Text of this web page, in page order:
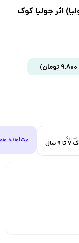
اثر جولیا کوک
9,800 تومان)
سنی
9 سال مشاهده